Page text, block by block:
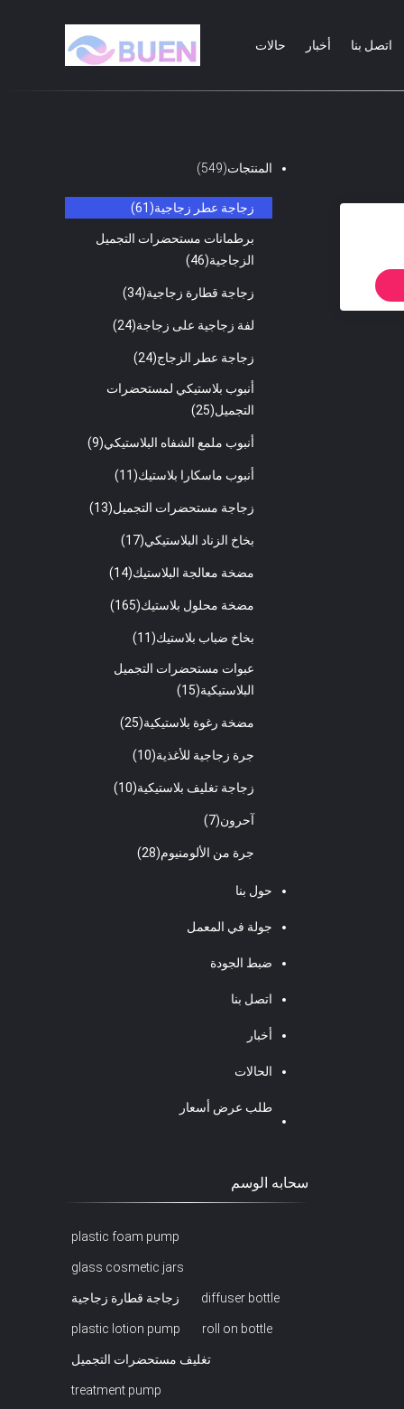
اتصل بنا أخبار حالات
المنتجات(549)
زجاجة عطر زجاجية(61)
برطمانات مستحضرات التجميل
الزجاجية(46)
زجاجة قطارة زجاجية(34)
لفة زجاجية على زجاجة(24)
زجاجة عطر الزجاج(24)
أنبوب بلاستيكي لمستحضرات
التجميل(25)
أنبوب ملمع الشفاه البلاستيكي(9)
أنبوب ماسكارا بلاستيك(11)
زجاجة مستحضرات التجميل(13)
بخاخ الزناد البلاستيكي(17)
مضخة معالجة البلاستيك(14)
مضخة محلول بلاستيك(165)
بخاخ ضباب بلاستيك(11)
عبوات مستحضرات التجميل
البلاستيكية(15)
مضخة رغوة بلاستيكية(25)
جرة زجاجية للأغذية(10)
زجاجة تغليف بلاستيكية(10)
آحرون(7)
جرة من الألومنيوم(28)
حول بنا
جولة في المعمل
ضبط الجودة
اتصل بنا
أخبار
الحالات
طلب عرض أسعار
سحابه الوسم
plastic foam pump
glass cosmetic jars
زجاجة قطارة زجاجية diffuser bottle
plastic lotion pump roll on bottle
تغليف مستحضرات التجميل
treatment pump